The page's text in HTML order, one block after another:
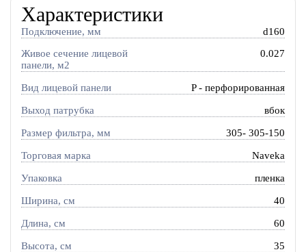
Характеристики
Подключение, мм d160
Живое сечение лицевой
панели, м2
0.027
Вид лицевой панели P - перфорированная
Выход патрубка вбок
Размер фильтра, мм 305- 305-150
Торговая марка Naveka
Упаковка пленка
Ширина, см 40
Длина, см 60
Высота, см 35